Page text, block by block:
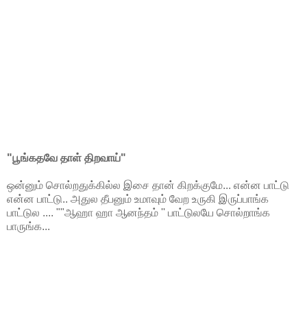
"பூங்கதவே தாள் திறவாய்"
ஒன்னும் சொல்றதுக்கில்ல இசை தான் கிறக்குமே... என்ன பாட்டு
என்ன பாட்டு.. அதுல தீபனும் உமாவும் வேற உருகி இருப்பாங்க
பாட்டுல .... ""ஆஹா ஹா ஆனந்தம் '' பாட்டுலயே சொல்றாங்க
பாருங்க...